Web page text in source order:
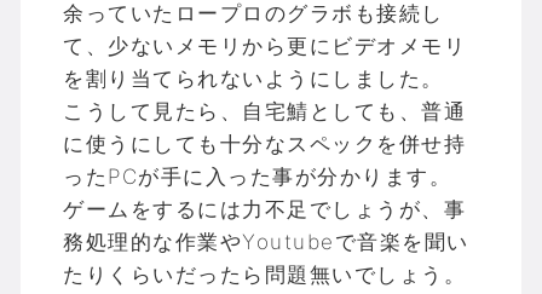
余っていたロープロのグラボも接続し
て、少ないメモリから更にビデオメモリ
を割り当てられないようにしました。
こうして見たら、自宅鯖としても、普通
に使うにしても十分なスペックを併せ持
ったPCが手に入った事が分かります。
ゲームをするには力不足でしょうが、事
務処理的な作業やYoutubeで音楽を聞い
たりくらいだったら問題無いでしょう。